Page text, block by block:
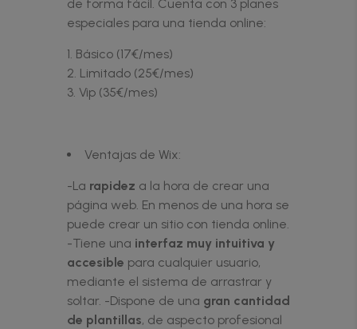
de forma fácil. Cuenta con 3 planes
especiales para una tienda online:
Básico (17€/mes)
Limitado (25€/mes)
Vip (35€/mes)
Ventajas de Wix:
-La rapidez a la hora de crear una
página web. En menos de una hora se
puede crear un sitio con tienda online.
-Tiene una interfaz muy intuitiva y
accesible para cualquier usuario,
mediante el sistema de arrastrar y
soltar. -Dispone de una gran cantidad
de plantillas, de aspecto profesional